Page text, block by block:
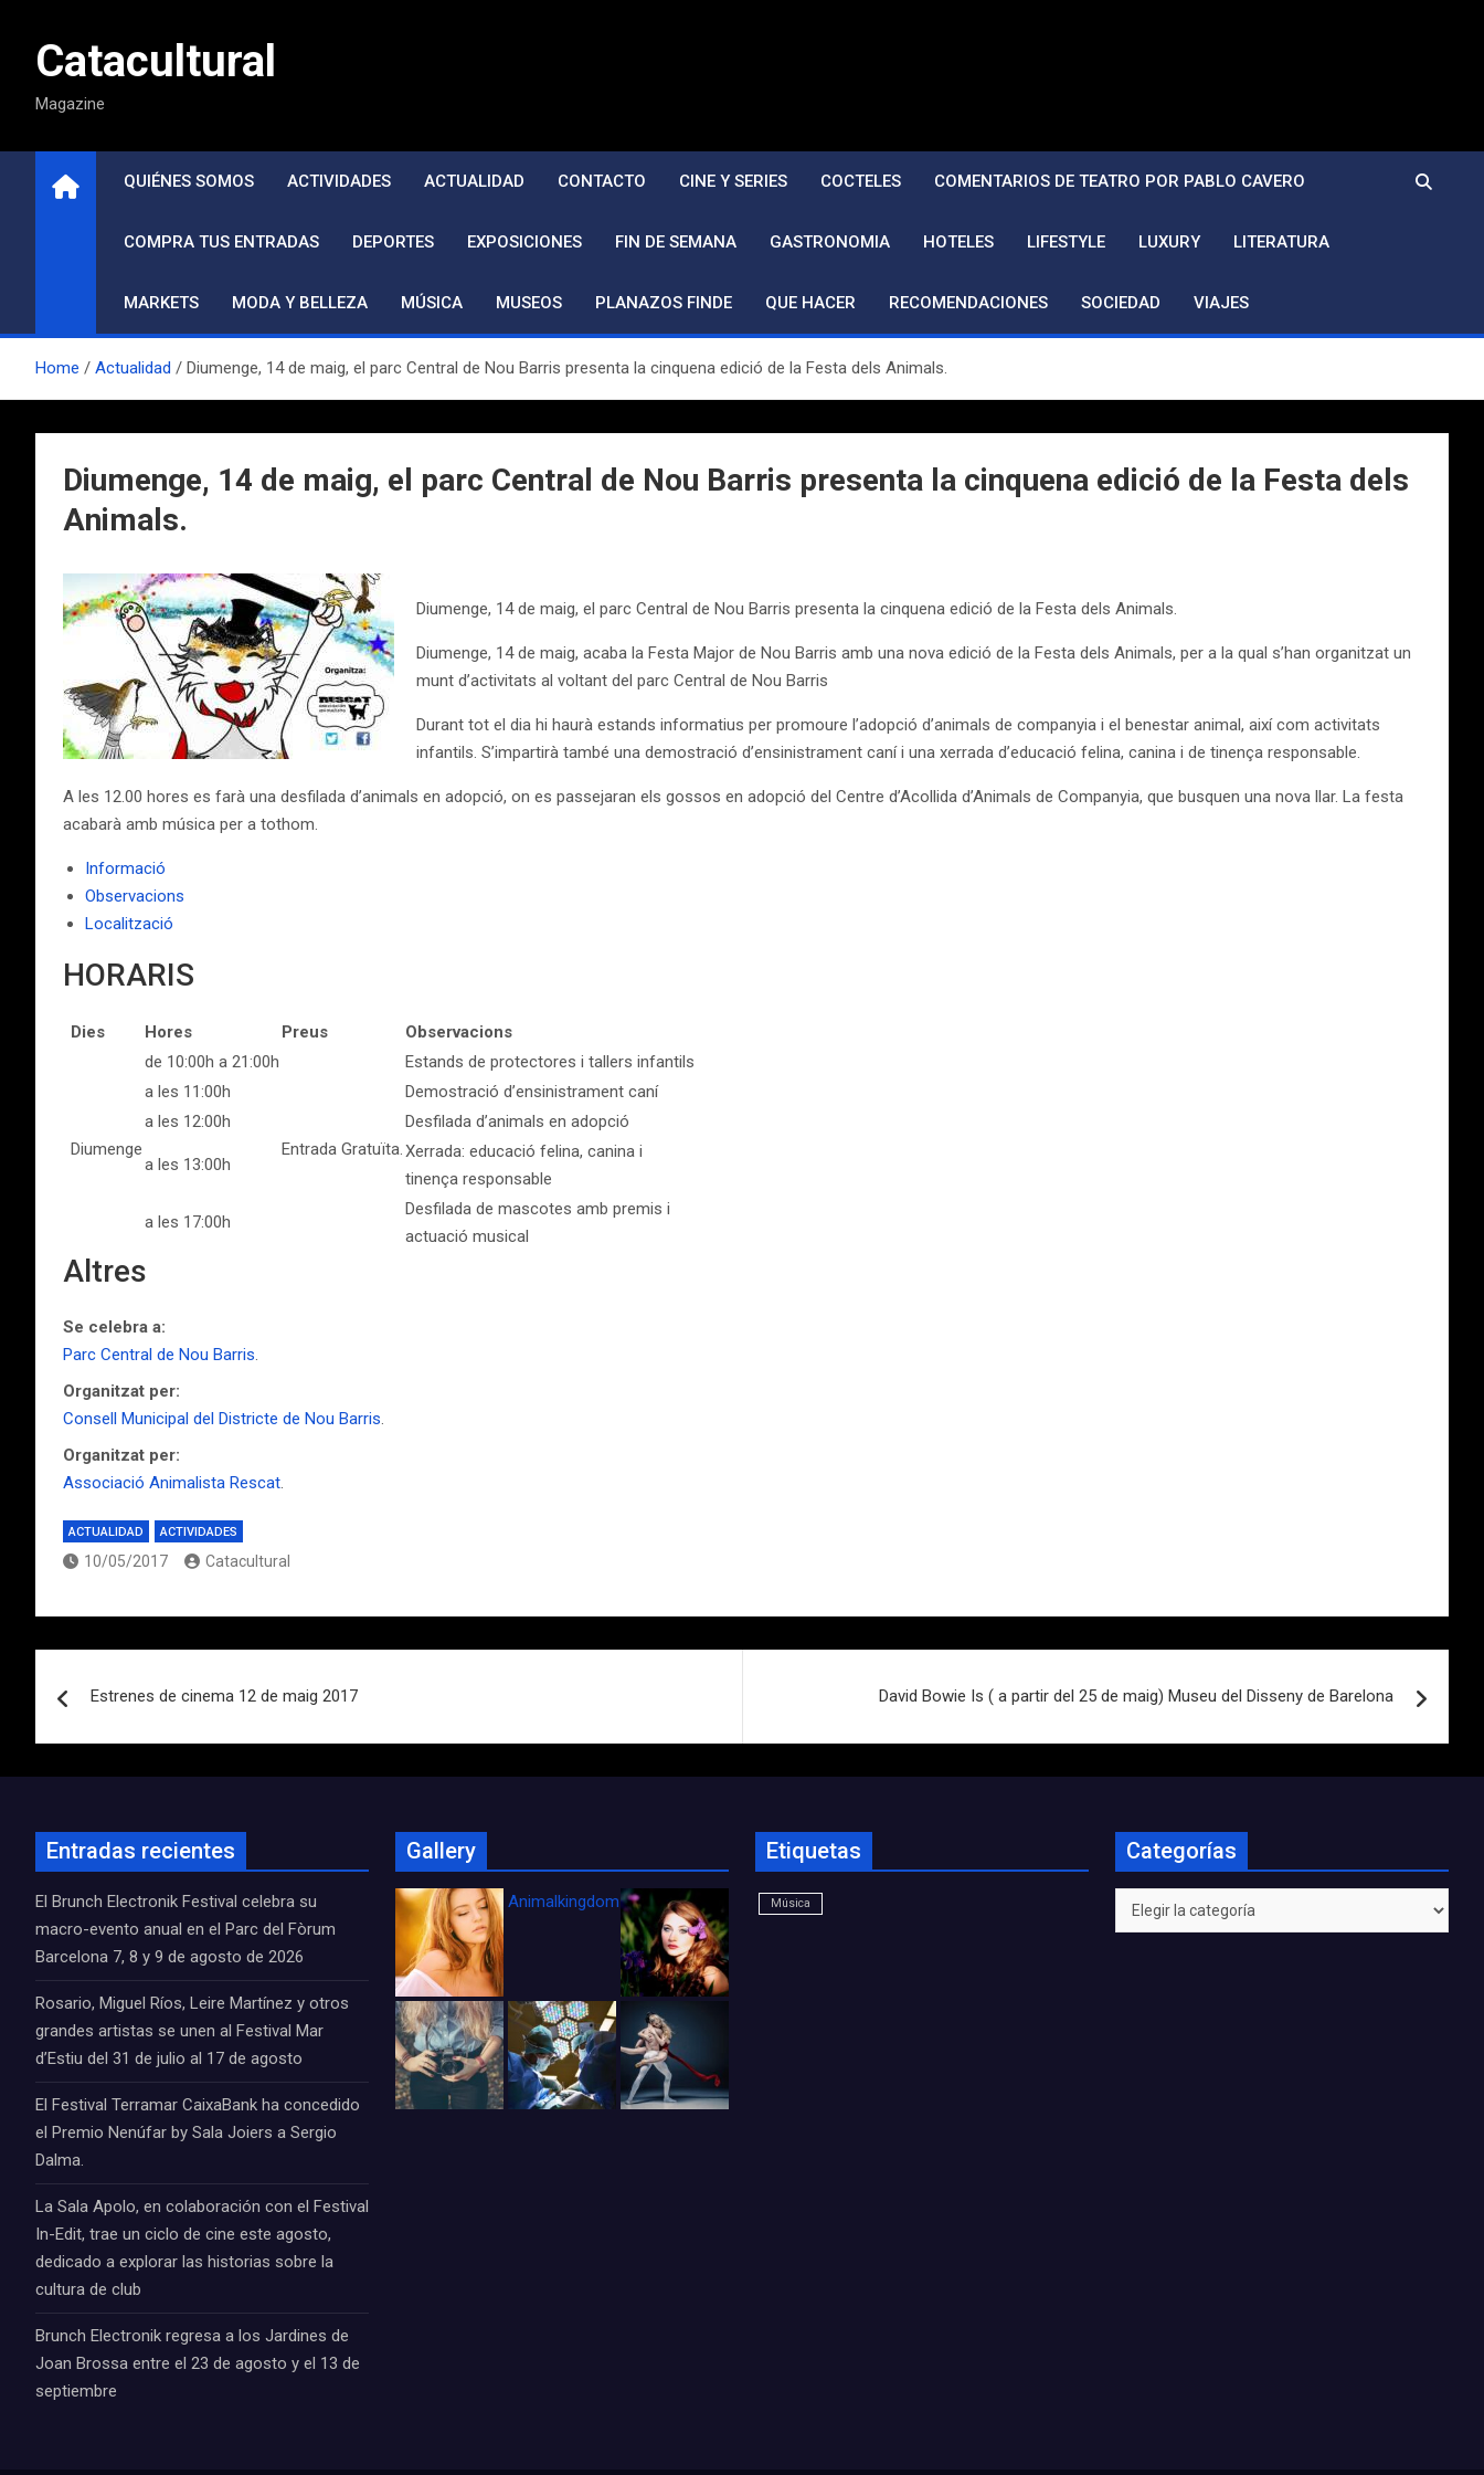
contenidoCatacultural
Magazine
QUIÉNES SOMOS ACTIVIDADES ACTUALIDAD CONTACTO CINE Y SERIES COCTELES COMENTARIOS DE TEATRO POR PABLO CAVERO
COMPRA TUS ENTRADAS DEPORTES EXPOSICIONES FIN DE SEMANA GASTRONOMIA HOTELES LIFESTYLE LUXURY LITERATURA
MARKETS MODA Y BELLEZA MÚSICA MUSEOS PLANAZOS FINDE QUE HACER RECOMENDACIONES SOCIEDAD VIAJES
Home Actualidad Diumenge, 14 de maig, el parc Central de Nou Barris presenta la cinquena edició de la Festa dels Animals.
Diumenge, 14 de maig, el parc Central de Nou Barris presenta la cinquena edició de la Festa dels
Animals.
Diumenge, 14 de maig, el parc Central de Nou Barris presenta la cinquena edició de la Festa dels Animals.
Diumenge, 14 de maig, acaba la Festa Major de Nou Barris amb una nova edició de la Festa dels Animals, per a la qual s’han organitzat un
munt d’activitats al voltant del parc Central de Nou Barris
Durant tot el dia hi haurà estands informatius per promoure l’adopció d’animals de companyia i el benestar animal, així com activitats
infantils. S’impartirà també una demostració d’ensinistrament caní i una xerrada d’educació felina, canina i de tinença responsable.
A les 12.00 hores es farà una desfilada d’animals en adopció, on es passejaran els gossos en adopció del Centre d’Acollida d’Animals de Companyia, que busquen una nova llar. La festa
acabarà amb música per a tothom.
Informació
Observacions
Localització
HORARIS
Dies Hores Preus Observacions
Diumenge
de 10:00h a 21:00h
Entrada Gratuïta.
Estands de protectores i tallers infantils
a les 11:00h
Demostració d’ensinistrament caní
a les 12:00h
Desfilada d’animals en adopció
a les 13:00h
Xerrada: educació felina, canina i
tinença responsable
a les 17:00h
Desfilada de mascotes amb premis i
actuació musical
Altres
Se celebra a:
Parc Central de Nou Barris.
Organitzat per:
Consell Municipal del Districte de Nou Barris.
Organitzat per:
Associació Animalista Rescat.
ACTUALIDAD ACTIVIDADES
10/05/2017 Catacultural
de
Estrenes de cinema 12 de maig 2017 David Bowie Is ( a partir del 25 de maig) Museu del Disseny de Barelona
Entradas recientes
El Brunch Electronik Festival celebra su
macro-evento anual en el Parc del Fòrum
Barcelona 7, 8 y 9 de agosto de 2026
Rosario, Miguel Ríos, Leire Martínez y otros
grandes artistas se unen al Festival Mar
d’Estiu del 31 de julio al 17 de agosto
El Festival Terramar CaixaBank ha concedido
el Premio Nenúfar by Sala Joiers a Sergio
Dalma.
La Sala Apolo, en colaboración con el Festival
In-Edit, trae un ciclo de cine este agosto,
dedicado a explorar las historias sobre la
cultura de club
Brunch Electronik regresa a los Jardines de
Joan Brossa entre el 23 de agosto y el 13 de
septiembre
Gallery
Animalkingdom_FichaCine
Etiquetas
Música
Categorías
Categorías